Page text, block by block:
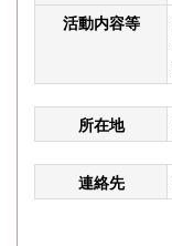
活動内容等
所在地
連絡先